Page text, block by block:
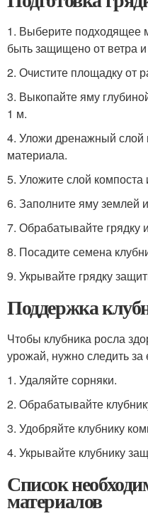
1. Выберите подходящее
быть защищено от ветра
2. Очистите площадку от
3. Выкопайте яму
1 м.
4. Уложи дренажный слой
материала.
5. Уложите слой компоста
6. Заполните яму землей
7. Обрабатывайте грядку
8. Посадите семена
9. Укрывайте грядку
Поддержка
Чтобы клубника росла
урожай, нужно следить
1. Удаляйте сорняки.
2. Обрабатывайте
3. Удобряйте клубнику
4. Укрывайте клубнику
Список
материалов